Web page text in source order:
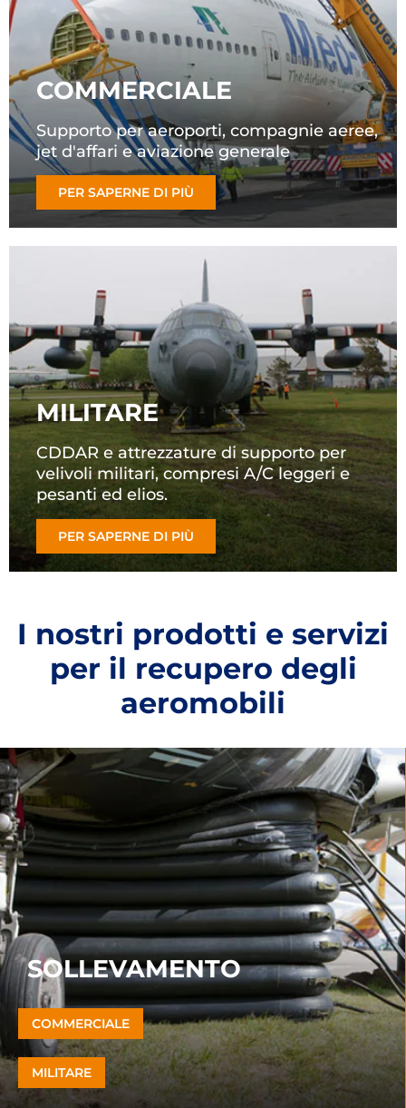
COMMERCIALE
Supporto per aeroporti, compagnie aeree,
jet d'affari e aviazione generale
PER SAPERNE DI PIÙ
MILITARE
CDDAR e attrezzature di supporto per
velivoli militari, compresi A/C leggeri e
pesanti ed elios.
PER SAPERNE DI PIÙ
I nostri prodotti e servizi
per il recupero degli
aeromobili
SOLLEVAMENTO
COMMERCIALE
MILITARE